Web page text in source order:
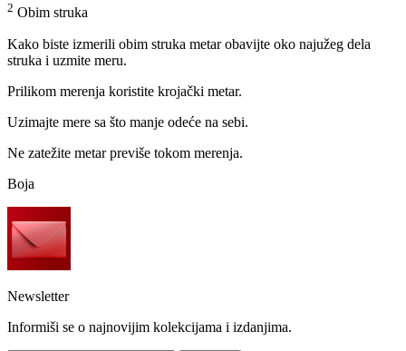
2 Obim struka
Kako biste izmerili obim struka metar obavijte oko najužeg dela
struka i uzmite meru.
Prilikom merenja koristite krojački metar.
Uzimajte mere sa što manje odeće na sebi.
Ne zatežite metar previše tokom merenja.
Boja
Newsletter
Informiši se o najnovijim kolekcijama i izdanjima.